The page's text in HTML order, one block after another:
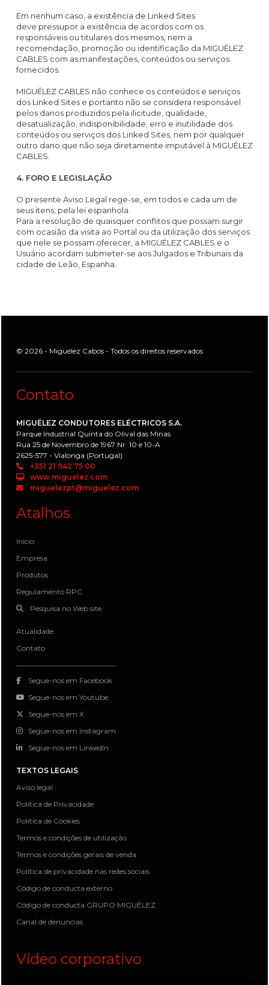
Em nenhum caso, a existência de Linked Sites
deve pressupor a existência de acordos com os
responsáveis ou titulares dos mesmos, nem a
recomendação, promoção ou identificação da MIGUÉLEZ
CABLES com as manifestações, conteúdos ou serviços
fornecidos.
MIGUÉLEZ CABLES não conhece os conteúdos e serviços
dos Linked Sites e portanto não se considera responsável
pelos danos produzidos pela ilicitude, qualidade,
desatualização, indisponibilidade, erro e inutilidade dos
conteúdos ou serviços dos Linked Sites, nem por qualquer
outro dano que não seja diretamente imputável à MIGUÉLEZ
CABLES.
4. FORO E LEGISLAÇÃO
O presente Aviso Legal rege-se, em todos e cada um de
seus itens, pela lei espanhola.
Para a resolução de quaisquer conflitos que possam surgir
com ocasião da visita ao Portal ou da utilização dos serviços
que nele se possam oferecer, a MIGUÉLEZ CABLES e o
Usuário acordam submeter-se aos Julgados e Tribunais da
cidade de Leão, Espanha.
© 2026 - Miguélez Cabos - Todos os direitos reservados
Contato
MIGUÉLEZ CONDUTORES ELÉCTRICOS S.A.
Parque Industrial Quinta do Olival das Minas
Rua 25 de Novembro de 1967 Nr. 10 e 10-A
2625-577 - Vialonga (Portugal)
+351 21 942 75 00
www.miguelez.com
miguelezpt@miguelez.com
Atalhos
Início
Empresa
Produtos
Regulamento RPC
Pesquisa no Web site
Atualidade
Contato
Segue-nos em Facebook
Segue-nos em Youtube
Segue-nos em X
Segue-nos em Instagram
Segue-nos em LinkedIn
TEXTOS LEGAIS
Aviso legal
Política de Privacidade
Política de Cookies
Termos e condições de utilização
Termos e condições gerais de venda
Política de privacidade nas redes sociais
Código de conducta externo
Código de conducta GRUPO MIGUÉLEZ
Canal de denuncias
Vídeo corporativo